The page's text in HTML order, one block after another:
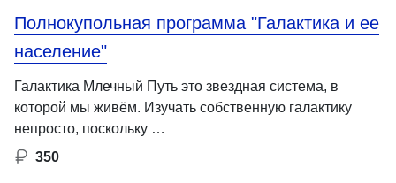
Полнокупольная программа "Галактика и ее
население"
Галактика Млечный Путь это звездная система, в
которой мы живём. Изучать собственную галактику
непросто, поскольку …
350